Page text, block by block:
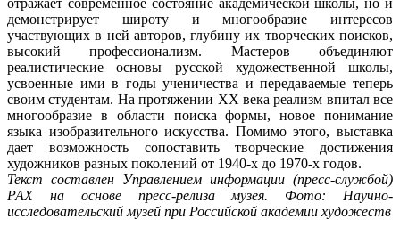
демонстрирует широту и многообразие интересов
участвующих в ней авторов, глубину их творческих поисков,
высокий профессионализм. Мастеров объединяют
реалистические основы русской художественной школы,
усвоенные ими в годы ученичества и передаваемые теперь
своим студентам. На протяжении ХХ века реализм впитал все
многообразие в области поиска формы, новое понимание
языка изобразительного искусства. Помимо этого, выставка
дает возможность сопоставить творческие достижения
художников разных поколений от 1940-х до 1970-х годов.
Текст составлен Управлением информации (пресс-службой)
РАХ на основе пресс-релиза музея. Фото: Научно-
исследовательский музей при Российской академии художеств